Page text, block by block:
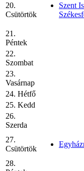
20.
Csütörtök
Szent
21.
Péntek
22.
Szombat
23.
Vasárnap
24. Hétfő
25. Kedd
26.
Szerda
27.
Csütörtök
28.